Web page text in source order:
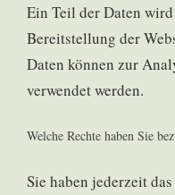
Ein Teil der Daten
Bereitstellung der
Daten können zur
verwendet werden.
Welche Rechte haben Sie
Sie haben jederzeit